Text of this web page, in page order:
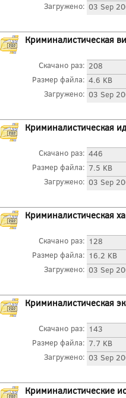
Загружено: 03 Sep
Криминалистическая
Скачано раз: 208
Размер файла: 4.6 KB
Загружено: 03 Sep
Криминалистическая
Скачано раз: 446
Размер файла: 7.5 KB
Загружено: 03 Sep
Криминалистическая
Скачано раз: 128
Размер файла: 16.2 KB
Загружено: 03 Sep
Криминалистическая
Скачано раз: 143
Размер файла: 7.7 KB
Загружено: 03 Sep
Криминалистические